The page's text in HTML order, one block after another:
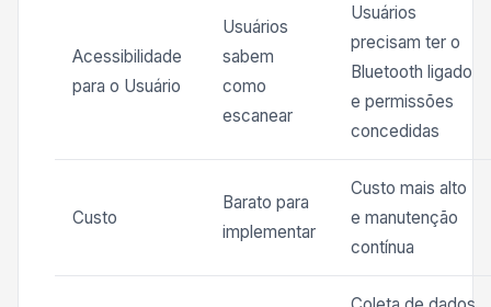
Acessibilidade
para o Usuário
Usuários
sabem
como
escanear
Usuários
precisam ter o
Bluetooth ligado
e permissões
concedidas
Custo
Barato para
implementar
Custo mais alto
e manutenção
contínua